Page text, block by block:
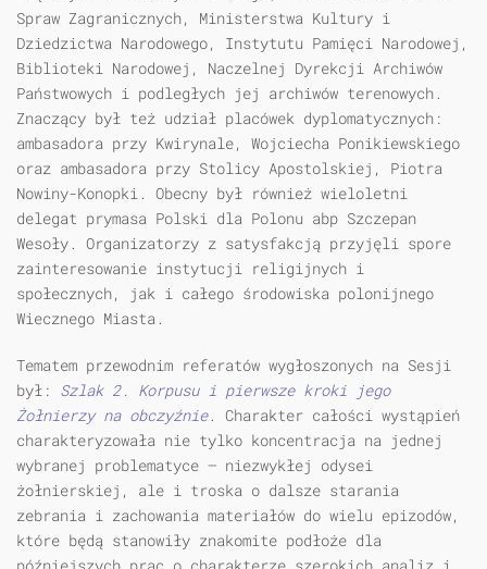
Spraw Zagranicznych, Ministerstwa Kultury i
Dziedzictwa Narodowego, Instytutu Pamięci Narodowej,
Biblioteki Narodowej, Naczelnej Dyrekcji Archiwów
Państwowych i podległych jej archiwów terenowych.
Znaczący był też udział placówek dyplomatycznych:
ambasadora przy Kwirynale, Wojciecha Ponikiewskiego
oraz ambasadora przy Stolicy Apostolskiej, Piotra
Nowiny-Konopki. Obecny był również wieloletni
delegat prymasa Polski dla Polonu abp Szczepan
Wesoły. Organizatorzy z satysfakcją przyjęli spore
zainteresowanie instytucji religijnych i
społecznych, jak i całego środowiska polonijnego
Wiecznego Miasta.
Tematem przewodnim referatów wygłoszonych na Sesji
był: Szlak 2. Korpusu i pierwsze kroki jego
Żołnierzy na obczyźnie. Charakter całości wystąpień
cha­rakteryzowała nie tylko koncentracja na jednej
wybranej problematyce — niezwykłej odysei
żołnierskiej, ale i troska o dalsze starania
zebrania i zachowania materiałów do wielu epizodów,
które będą stanowiły znakomite podłoże dla